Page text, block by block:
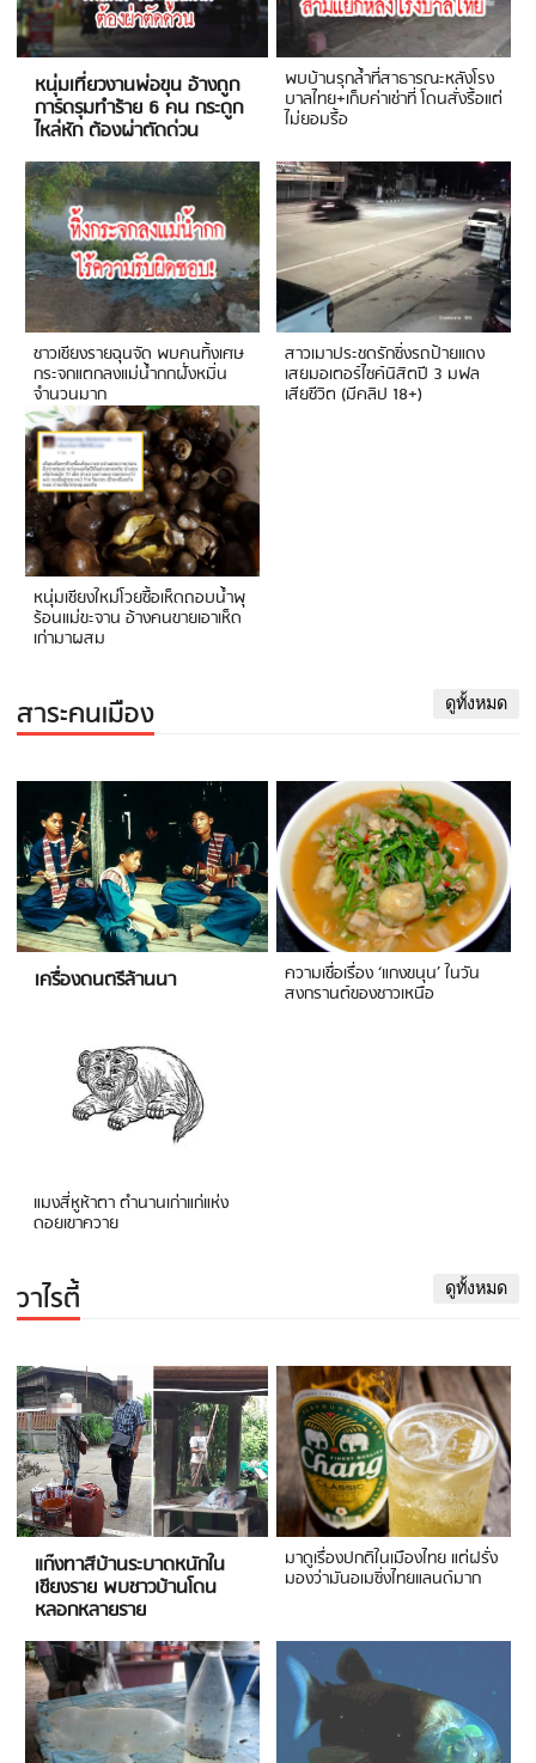
หนุ่มเที่ยวงานพ่อขุน อ้างถูก
การ์ดรุมทำร้าย 6 คน กระดูก
ไหล่หัก ต้องผ่าตัดด่วน
พบบ้านรุกล้ำที่สาธารณะหลังโรง
บาลไทย+เก็บค่าเช่าที่ โดนสั่งรื้อแต่
ไม่ยอมรื้อ
ชาวเชียงรายฉุนจัด พบคนทิ้งเศษ
กระจกแตกลงแม่น้ำกกฝั่งหมิ่น
จำนวนมาก
สาวเมาประชดรักซิ่งรถป้ายแดง
เสยมอเตอร์ไซค์นิสิตปี 3 มฟล
เสียชีวิต (มีคลิป 18+)
หนุ่มเชียงใหม่โวยซื้อเห็ดถอบน้ำพุ
ร้อนแม่ขะจาน อ้างคนขายเอาเห็ด
เก่ามาผสม
สาระคนเมือง ดูทั้งหมด
เครื่องดนตรีล้านนา ความเชื่อเรื่อง ‘แกงขนุน’ ในวัน
สงกรานต์ของชาวเหนือ
แมงสี่หูห้าตา ตำนานเก่าแก่แห่ง
ดอยเขาควาย
วาไรตี้ ดูทั้งหมด
แก๊งทาสีบ้านระบาดหนักใน
เชียงราย พบชาวบ้านโดน
หลอกหลายราย
มาดูเรื่องปกติในเมืองไทย แต่ฝรั่ง
มองว่ามันอเมซิ่งไทยแลนด์มาก